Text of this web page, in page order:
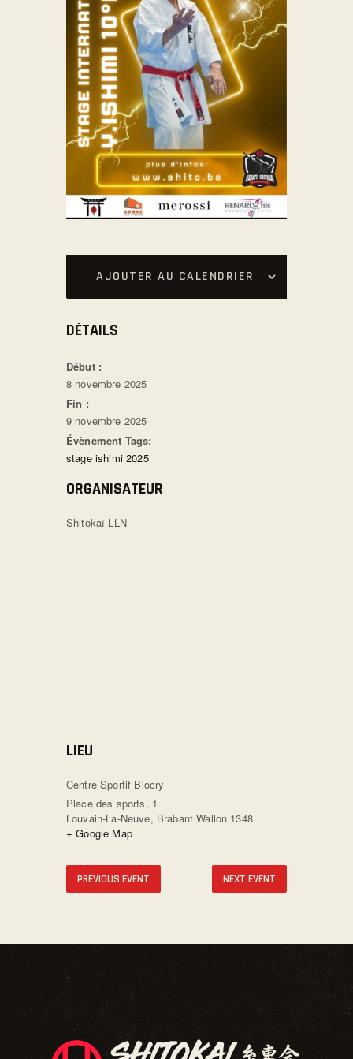
AJOUTER AU CALENDRIER
DÉTAILS
Début :
8 novembre 2025
Fin :
9 novembre 2025
Évènement Tags:
stage ishimi 2025
ORGANISATEUR
Shitokaï LLN
LIEU
Centre Sportif Blocry
Place des sports, 1
Louvain-La-Neuve, Brabant Wallon 1348
+ Google Map
PREVIOUS EVENT NEXT EVENT